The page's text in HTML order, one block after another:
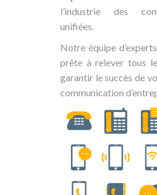
l’industrie des
unifiées.
Notre équipe
prête à relever tous
garantir le succès de
communication